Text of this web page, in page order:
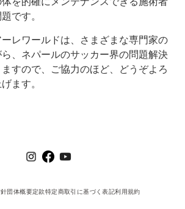
です。
レワールドは、さまざまな専門家の
、ネパールのサッカー界の問題解決
すので、ご協力のほど、どうぞよろ
ます。
団体概要定款特定商取引に基づく表記利用規約